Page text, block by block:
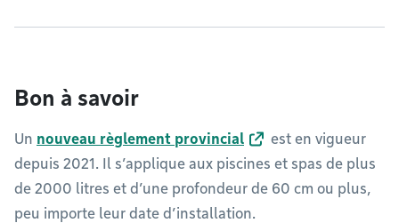
Bon à savoir
Un nouveau règlement provincial
est en vigueur
depuis 2021. Il s’applique aux piscines et spas de plus
de 2000 litres et d’une profondeur de 60 cm ou plus,
peu importe leur date d’installation.